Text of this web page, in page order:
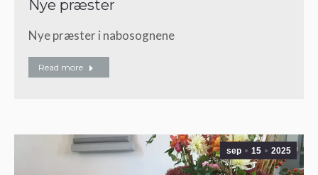
Nye præster
Nye præster i nabosognene
Read more
sep 15 2025